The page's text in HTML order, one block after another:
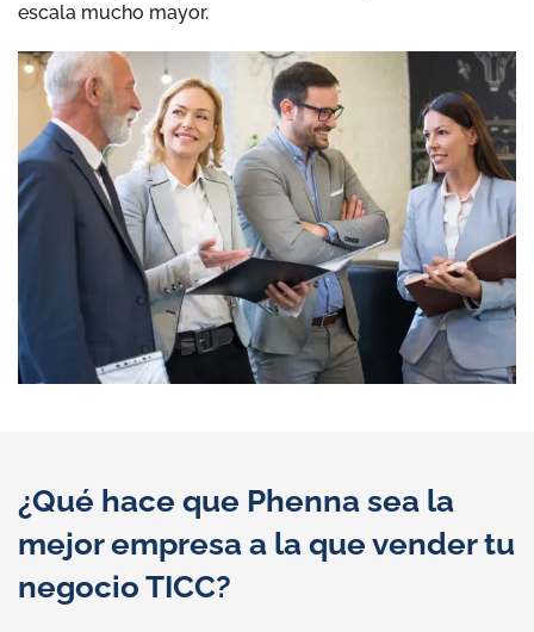
escala mucho mayor.
¿Qué hace que Phenna sea la
mejor empresa a la que vender tu
negocio TICC?